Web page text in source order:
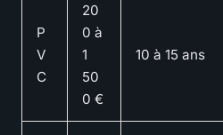
P
V
C
20
0 à
1
50
0 €
10 à 15 ans